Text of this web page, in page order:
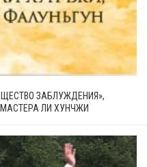
ЗАБЛУЖДЕНИЯ»,
ЛИ ХУНЧЖИ